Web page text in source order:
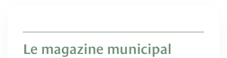
Le magazine municipal